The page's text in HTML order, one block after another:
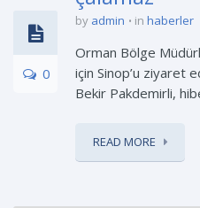
0
by admin in haberler
Orman Bölge
için Sinop’u ziyaret
Bekir Pakdemirli,
READ MORE